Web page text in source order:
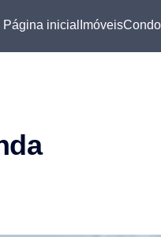
Página inicial Imóveis